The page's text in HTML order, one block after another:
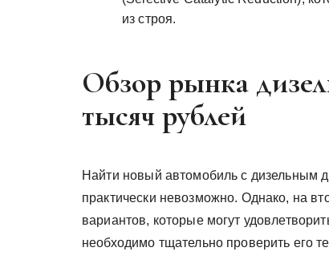
из строя.
Обзор рынка
тысяч рублей
Найти новый автомобиль с дизельным
практически невозможно. Однако, на
вариантов, которые могут
необходимо тщательно проверить его